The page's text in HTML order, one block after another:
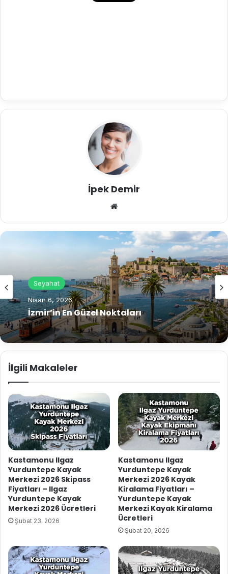
İpek Demir
sit
esi
Seyahat
Nisan 6, 2026
İzmir’in En Güzel Noktaları
İlgili Makaleler
Kastamonu Ilgaz
Yurduntepe Kayak
Merkezi 2026 Skipass
Fiyatları – Ilgaz
Yurduntepe Kayak
Merkezi 2026 Ücretleri
Şubat 23, 2026
Kastamonu Ilgaz
Yurduntepe Kayak
Merkezi 2026 Kayak
Kiralama Fiyatları –
Yurduntepe Kayak
Merkezi Kayak Kiralama
Ücretleri
Şubat 20, 2026